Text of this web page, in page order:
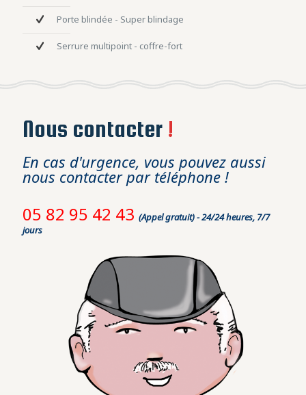
Porte blindée - Super blindage
Serrure multipoint - coffre-fort
Nous contacter !
En cas d'urgence, vous pouvez aussi
nous contacter par téléphone !
05 82 95 42 43 (Appel gratuit) - 24/24 heures, 7/7
jours